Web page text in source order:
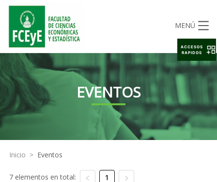
MENÚ
EVENTOS
Inicio > Eventos
7 elementos en total: 1
ACCESOS
RAPIDOS